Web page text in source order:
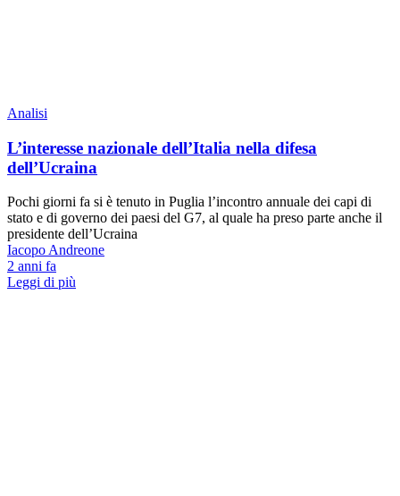
Analisi
L’interesse nazionale dell’Italia nella difesa
dell’Ucraina
Pochi giorni fa si è tenuto in Puglia l’incontro annuale dei capi di
stato e di governo dei paesi del G7, al quale ha preso parte anche il
presidente dell’Ucraina
Iacopo Andreone
2 anni fa
Leggi di più